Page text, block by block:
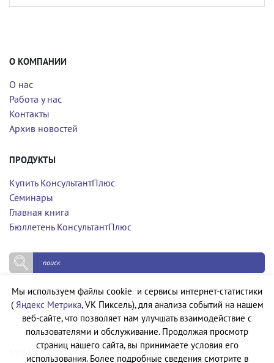
О КОМПАНИИ
О нас
Работа у нас
Контакты
Архив новостей
ПРОДУКТЫ
Купить КонсультантПлюс
Семинары
Главная книга
Бюллетень КонсультантПлюс
Политика конфиденциальности
Политика обработки персональных данных
1994-2026 © ООО «Компания Квадро Плюс»
Мы используем файлы cookie и сервисы интернет-статистики
( Яндекс Метрика, VK Пиксель), для анализа событий на нашем
веб-сайте, что позволяет нам улучшать взаимодействие с
пользователями и обслуживание. Продолжая просмотр
страниц нашего сайта, вы принимаете условия его
использования. Более подробные сведения смотрите в